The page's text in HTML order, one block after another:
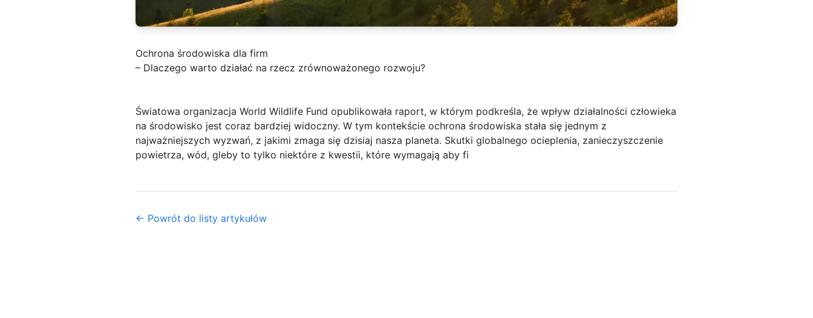
Ochrona środowiska dla firm
– Dlaczego warto działać na rzecz zrównoważonego rozwoju?
Światowa organizacja World Wildlife Fund opublikowała raport, w którym podkreśla, że wpływ działalności człowieka
na środowisko jest coraz bardziej widoczny. W tym kontekście ochrona środowiska stała się jednym z
najważniejszych wyzwań, z jakimi zmaga się dzisiaj nasza planeta. Skutki globalnego ocieplenia, zanieczyszczenie
powietrza, wód, gleby to tylko niektóre z kwestii, które wymagają aby fi
← Powrót do listy artykułów